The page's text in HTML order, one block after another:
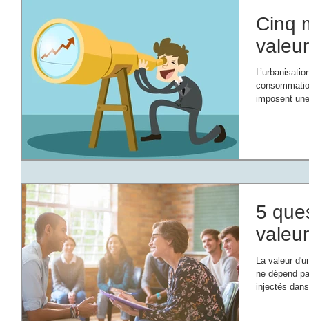
Cinq
imposent
5
La valeur
ne dépend
injectés